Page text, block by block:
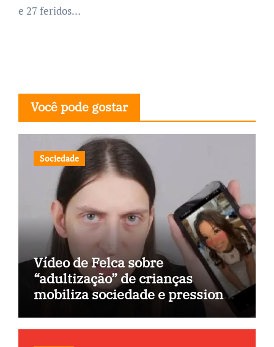
e 27 feridos…
Você pode gostar
Sociedade
Vídeo de Felca sobre
“adultização” de crianças
mobiliza sociedade e pressiona